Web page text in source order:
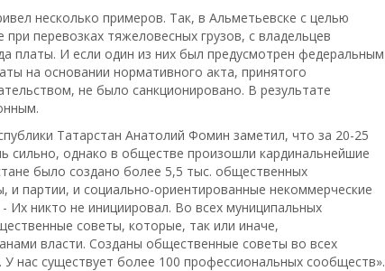
несколько примеров. Так, в Альметьевске с целью
перевозках тяжеловесных грузов, с владельцев
платы. И если один из них был предусмотрен федеральным
на основании нормативного акта, принятого
не было санкционировано. В результате
Татарстан Анатолий Фомин заметил, что за 20-25
сильно, однако в обществе произошли кардинальнейшие
было создано более 5,5 тыс. общественных
и партии, и социально-ориентированные некоммерческие
Их никто не инициировал. Во всех муниципальных
советы, которые, так или иначе,
власти. Созданы общественные советы во всех
У нас существует более 100 профессиональных сообществ».